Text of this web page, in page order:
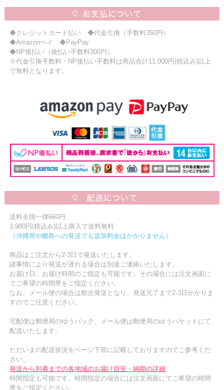
◆クレジットカード払い ◆代金引換（手数料350円）
◆Amazonペイ ◆PayPay
◆NP後払い（後払い手数料300円）
※代金引換手数料・NP後払い手数料は商品合計11,000円(税込み)以上
で無料となります。
送料全国一律660円
3,980円(税込み)以上購入で送料無料
（沖縄県や離島への発送でも追加料金はかかりません）
商品はご注文から2-3日で発送いたします。
諸事情により発送が遅れる場合は別途ご連絡いたします。
お届け日、お届け時間のご指定も可能です。その場合には注文画面に
てご希望の時間帯をご指定ください。
なお、メール便の場合は順次発送となり、発送完了まで2-3日かかりま
すのでご注意ください。
宅配便は郵便局のゆうパック、メール便は郵便局のゆうパケットにて
配送いたします。
ただいまの配送状況をページ下部に記載しておりますのでご参考くだ
さい。
発送から到着までの各地域のお届け目安・納期の詳細
時間指定も可能です。時間指定の場合には注文画面にてご希望の時間
帯をご指定ください。